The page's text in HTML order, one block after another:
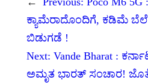
ಕ್ಯಾಮೆರಾದೊಂದಿಗೆ, ಕಡಿಮೆ
ಬಿಡುಗಡೆ !
Next: Vande Bharat :
ಅಮೃತ ಭಾರತ್ ಸಂಚಾರ!